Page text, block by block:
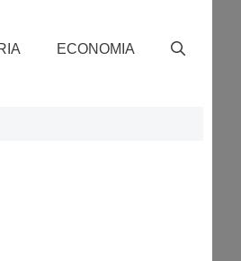
ECONOMIA